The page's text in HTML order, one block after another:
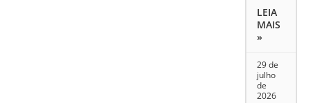
LEIA
MAIS
»
29 de
julho
de
2026